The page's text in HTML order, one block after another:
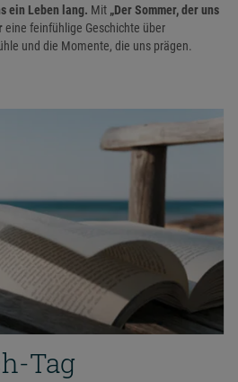
ein Leben lang. Mit „Der Sommer, der uns
eine feinfühlige Geschichte über
und die Momente, die uns prägen.
Tag